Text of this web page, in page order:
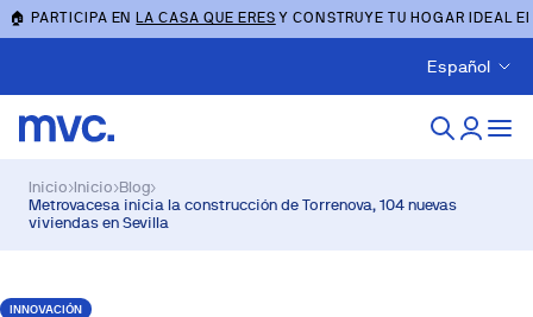
🏠 PARTICIPA ENLA CASA QUE ERES Y CONSTRUYE TU HOGAR IDEAL
Español
Inicio›Inicio›Blog›
Metrovacesa inicia la construcción de Torrenova, 104 nuevas
viviendas en Sevilla
INNOVACIÓN